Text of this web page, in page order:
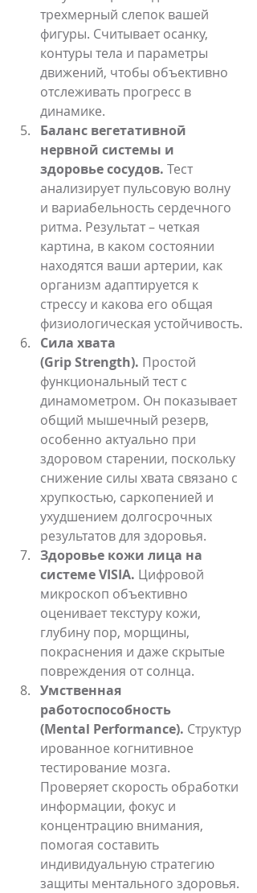
трехмерный слепок вашей
фигуры. Считывает осанку,
контуры тела и параметры
движений, чтобы объективно
отслеживать прогресс в
динамике.
Баланс вегетативной
нервной системы и
здоровье сосудов. Тест
анализирует пульсовую волну
и вариабельность сердечного
ритма. Результат – четкая
картина, в каком состоянии
находятся ваши артерии, как
организм адаптируется к
стрессу и какова его общая
физиологическая устойчивость.
Сила хвата
(Grip Strength). Простой
функциональный тест с
динамометром. Он показывает
общий мышечный резерв,
особенно актуально при
здоровом старении, поскольку
снижение силы хвата связано с
хрупкостью, саркопенией и
ухудшением долгосрочных
результатов для здоровья.
Здоровье кожи лица на
системе VISIA. Цифровой
микроскоп объективно
оценивает текстуру кожи,
глубину пор, морщины,
покраснения и даже скрытые
повреждения от солнца.
Умственная
работоспособность
(Mental Performance). Структур
ированное когнитивное
тестирование мозга.
Проверяет скорость обработки
информации, фокус и
концентрацию внимания,
помогая составить
индивидуальную стратегию
защиты ментального здоровья.